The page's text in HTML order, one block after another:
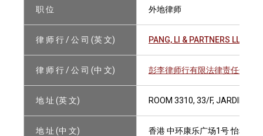
职 位 外地律师
律 师 行 / 公 司 (英 文) PANG, LI & PARTNERS LLP
律 师 行 / 公 司 (中 文) 彭李律师行有限法律责任合伙
地 址 (英 文) ROOM 3310, 33/F, JARDINE
地 址 (中 文) 香港 中环康乐广场1号 怡和大